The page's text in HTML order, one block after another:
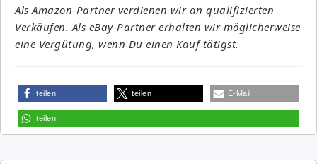
Als Amazon-Partner verdienen wir an qualifizierten
Verkäufen. Als eBay-Partner erhalten wir möglicherweise
eine Vergütung, wenn Du einen Kauf tätigst.
teilen teilen E-Mail
teilen